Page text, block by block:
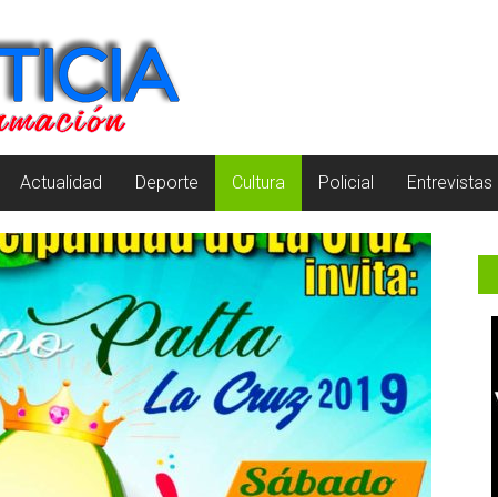
Actualidad Deporte Cultura Policial Entrevistas